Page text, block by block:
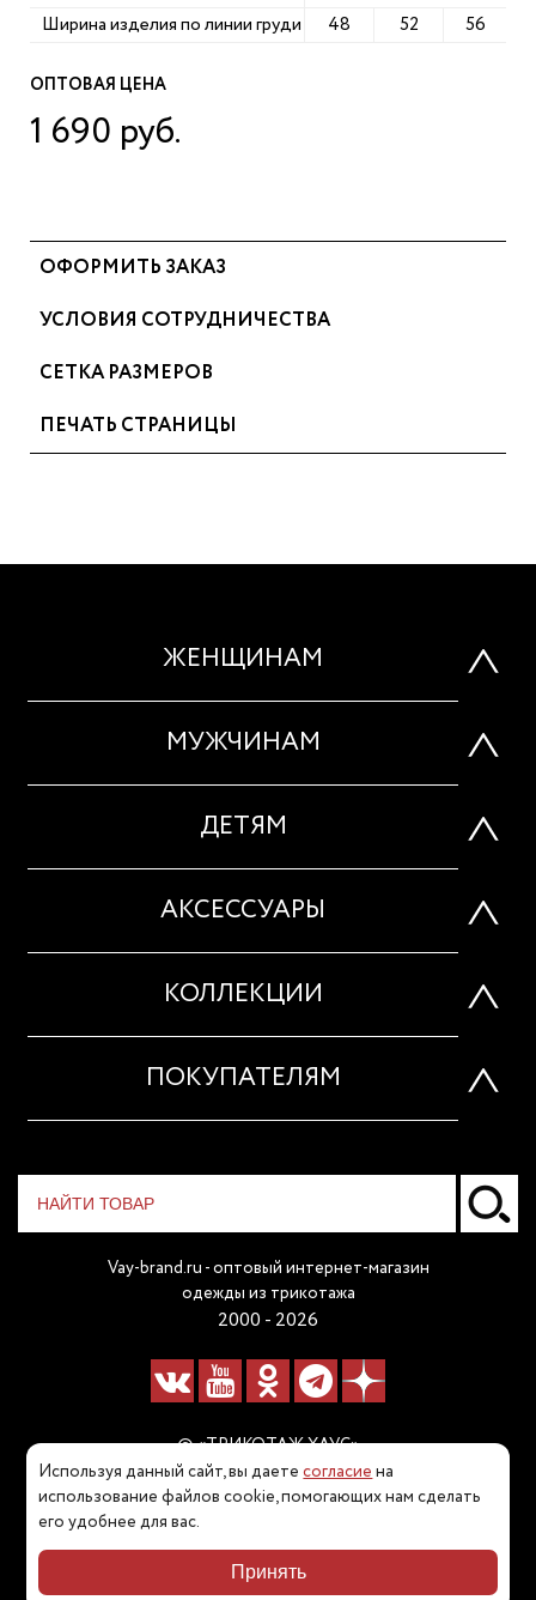
ОПТОВАЯ ЦЕНА
1 690 руб.
Ширина изделия по линии груди
48 52 56
ОФОРМИТЬ ЗАКАЗ
УСЛОВИЯ СОТРУДНИЧЕСТВА
СЕТКА РАЗМЕРОВ
ПЕЧАТЬ СТРАНИЦЫ
ЖЕНЩИНАМ
МУЖЧИНАМ
ДЕТЯМ
АКСЕССУАРЫ
КОЛЛЕКЦИИ
ПОКУПАТЕЛЯМ
Vay-brand.ru - оптовый интернет-магазин
одежды из трикотажа
2000 - 2026
© «ТРИКОТАЖ ХАУС»
Наш телефон:
8 (800) 511 80 60
Карта сайта
Используя данный сайт, вы даетесогласие на
использование файлов cookie, помогающих нам сделать
его удобнее для вас.
Принять